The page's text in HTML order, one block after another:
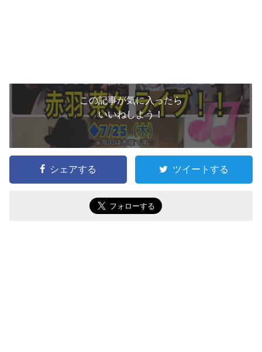
この記事が気に入ったら
いいねしよう！
シェアする ツイートする